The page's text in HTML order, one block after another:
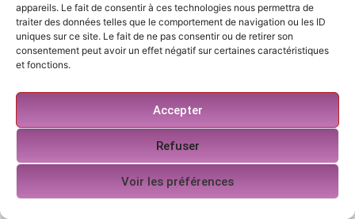
appareils. Le fait de consentir à ces technologies nous permettra de
traiter des données telles que le comportement de navigation ou les ID
uniques sur ce site. Le fait de ne pas consentir ou de retirer son
consentement peut avoir un effet négatif sur certaines caractéristiques
et fonctions.
Accepter
Refuser
Voir les préférences
Protection complète pour votre logement étudiant :